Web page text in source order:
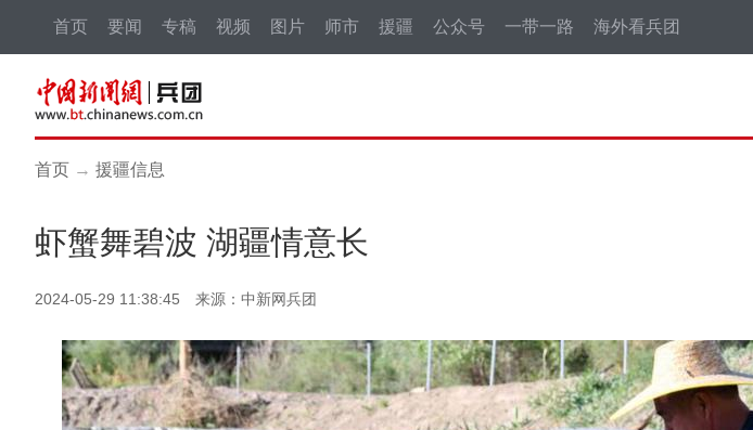
首页 要闻 专稿 视频 图片 师市 援疆 公众号 一带一路 海外看兵团
首页 → 援疆信息
虾蟹舞碧波 湖疆情意长
2024-05-29 11:38:45 来源：中新网兵团